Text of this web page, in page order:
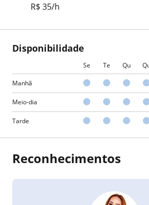
R$ 35/h
Disponibilidade
Se Te Qu
Manhã
Meio-dia
Tarde
Reconhecimentos